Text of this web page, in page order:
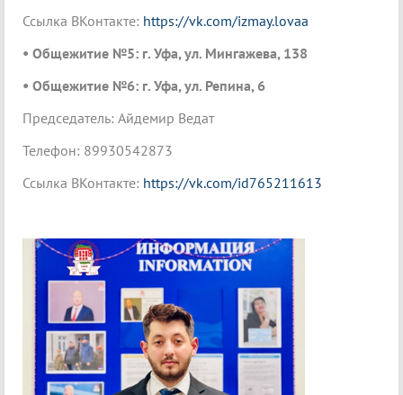
Ссылка ВКонтакте: https://vk.com/izmay.lovaa
• Общежитие №5: г. Уфа, ул. Мингажева, 138
• Общежитие №6: г. Уфа, ул. Репина, 6
Председатель: Айдемир Ведат
Телефон: 89930542873
Ссылка ВКонтакте: https://vk.com/id765211613